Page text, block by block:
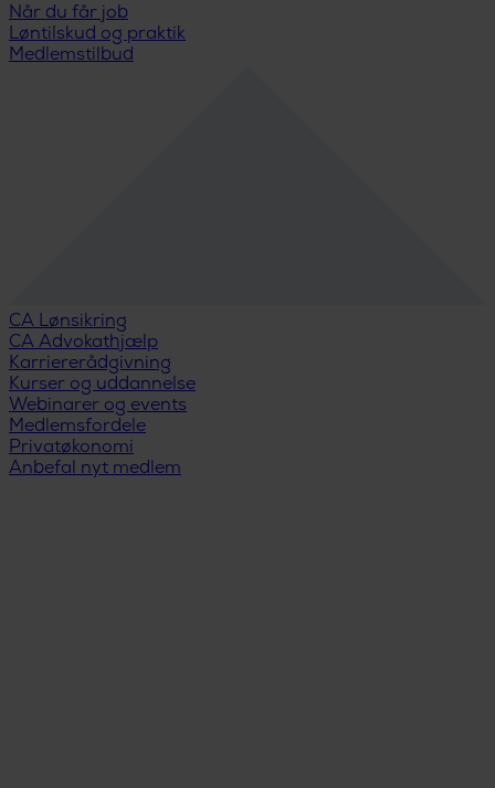
Når du får job
Løntilskud og praktik
Medlemstilbud
CA Lønsikring
CA Advokathjælp
Karriererådgivning
Kurser og uddannelse
Webinarer og events
Medlemsfordele
Privatøkonomi
Anbefal nyt medlem